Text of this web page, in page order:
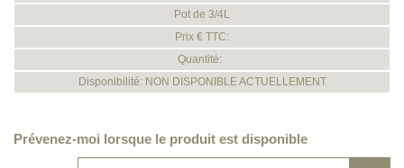
Pot de 3/4L
Prix € TTC:
Quantité:
Disponibilité: NON DISPONIBLE ACTUELLEMENT
Prévenez-moi lorsque le produit est disponible